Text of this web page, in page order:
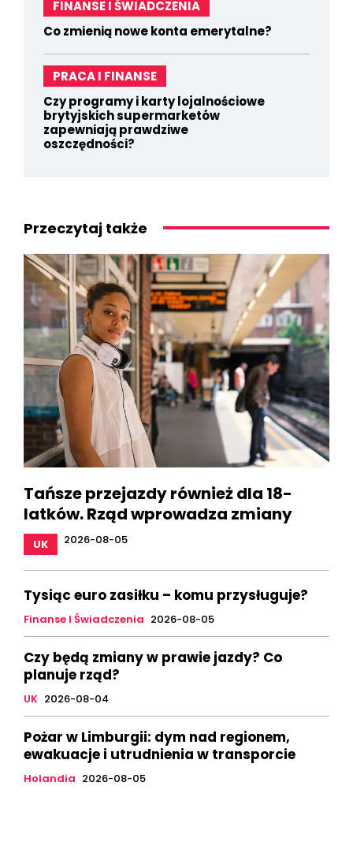
FINANSE I ŚWIADCZENIA
Co zmienią nowe konta emerytalne?
PRACA I FINANSE
Czy programy i karty lojalnościowe
brytyjskich supermarketów
zapewniają prawdziwe
oszczędności?
Przeczytaj także
Tańsze przejazdy również dla 18-
latków. Rząd wprowadza zmiany
UK 2026-08-05
Tysiąc euro zasiłku – komu przysługuje?
Finanse I Świadczenia 2026-08-05
Czy będą zmiany w prawie jazdy? Co
planuje rząd?
UK 2026-08-04
Pożar w Limburgii: dym nad regionem,
ewakuacje i utrudnienia w transporcie
Holandia 2026-08-05